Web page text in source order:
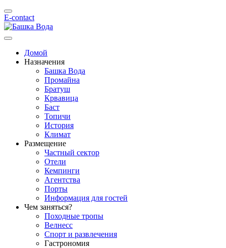
E-contact
Домой
Назначения
Башка Bода
Промайна
Братуш
Крвавица
Баст
Топичи
История
Климат
Размещение
Частный сектор
Отели
Кемпинги
Aгентства
Порты
Информация для гостей
Чем заняться?
Походные тропы
Велнесс
Спорт и развлечения
Гастрономия